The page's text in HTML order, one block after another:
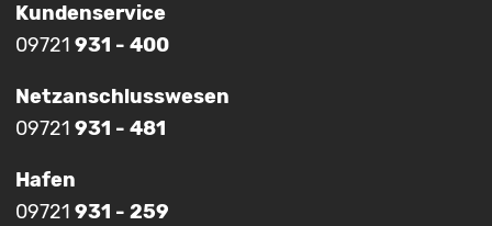
Kundenservice
09721 931 - 400
Netzanschlusswesen
09721 931 - 481
Hafen
09721 931 - 259